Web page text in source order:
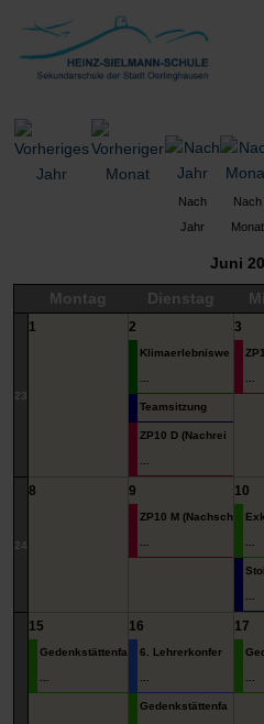
Nach
Jahr
Nach
Monat
Juni
Montag
Dienstag
23
1 2
Klimaerlebniswe
...
Teamsitzung
ZP10 D (Nachrei
...
3
...
24
8 9
ZP10 M (Nachsch
...
10
...
...
15
Gedenkstättenfa
...
16
6. Lehrerkonfer
...
Gedenkstättenfa
17
...